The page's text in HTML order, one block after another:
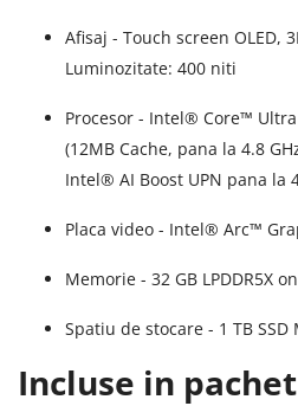
Afisaj - Touch screen OLED,
Luminozitate: 400 niti
Procesor - Intel® Core™ Ultra
(12MB Cache, pana la 4.8
Intel® AI Boost UPN pana la
Placa video - Intel® Arc™
Memorie - 32 GB LPDDR5X
Spatiu de stocare - 1 TB
Incluse in pachet